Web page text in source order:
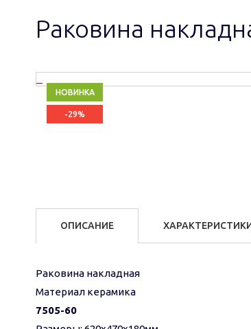
Раковина
НОВИНКА
-29%
ОПИСАНИЕ
Раковина накладная
Материал керамика
7505-60